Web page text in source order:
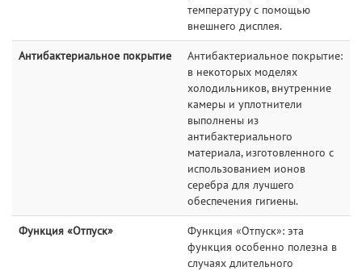
температуру с помощью
внешнего дисплея.
Антибактериальное покрытие
Антибактериальное покрытие:
в некоторых моделях
холодильников, внутренние
камеры и уплотнители
выполнены из
антибактериального
материала, изготовленного с
использованием ионов
серебра для лучшего
обеспечения гигиены.
Функция «Отпуск»
Функция «Отпуск»: эта
функция особенно полезна в
случаях длительного